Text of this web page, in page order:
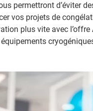
permettront d’éviter
vos projets de
plus vite avec l’offre